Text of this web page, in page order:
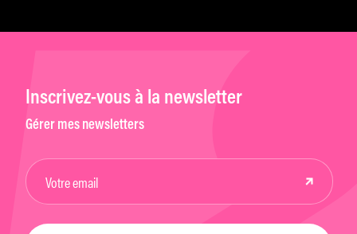
Inscrivez-vous à la newsletter
Gérer mes newsletters